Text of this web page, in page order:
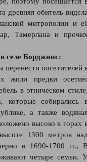
обитель
митрополии и
Тамерлана и
селе Борджнис:
перенести посетителей
жили предки
в этническом
которые собирались
а также
высоко в горах
1300 метров
в 1690-1700 гг.,
четыре семьи.